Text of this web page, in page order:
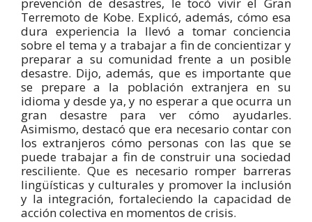
prevención de desastres, le tocó vivir el Gran
Terremoto de Kobe. Explicó, además, cómo esa
dura experiencia la llevó a tomar conciencia
sobre el tema y a trabajar a fin de concientizar y
preparar a su comunidad frente a un posible
desastre. Dijo, además, que es importante que
se prepare a la población extranjera en su
idioma y desde ya, y no esperar a que ocurra un
gran desastre para ver cómo ayudarles.
Asimismo, destacó que era necesario contar con
los extranjeros cómo personas con las que se
puede trabajar a fin de construir una sociedad
resciliente. Que es necesario romper barreras
lingüísticas y culturales y promover la inclusión
y la integración, fortaleciendo la capacidad de
acción colectiva en momentos de crisis.